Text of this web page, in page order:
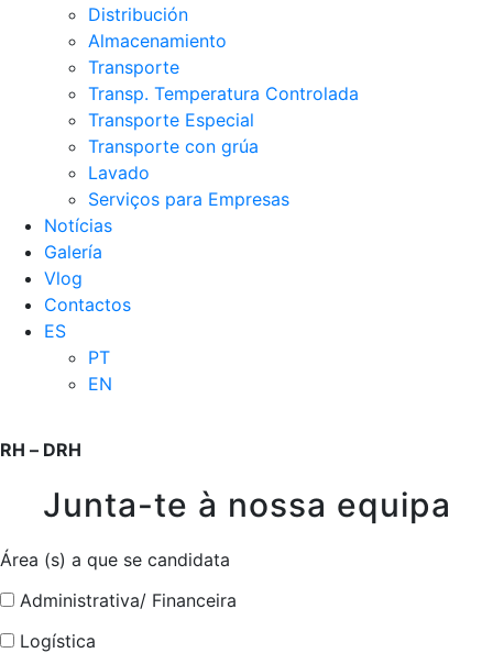
Distribución
Almacenamiento
Transporte
Transp. Temperatura Controlada
Transporte Especial
Transporte con grúa
Lavado
Serviços para Empresas
Notícias
Galería
Vlog
Contactos
ES
PT
EN
RH – DRH
Junta-te à nossa equipa
Área (s) a que se candidata
Administrativa/ Financeira
Logística